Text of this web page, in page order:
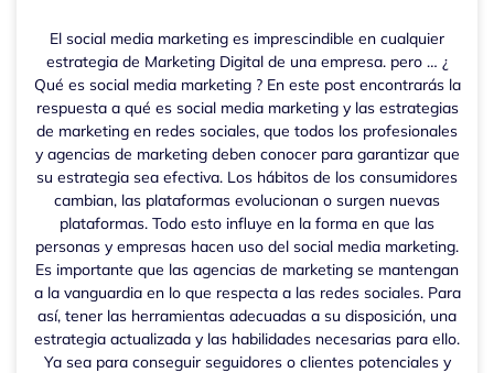
El social media marketing es imprescindible en cualquier
estrategia de Marketing Digital de una empresa. pero … ¿
Qué es social media marketing ? En este post encontrarás la
respuesta a qué es social media marketing y las estrategias
de marketing en redes sociales, que todos los profesionales
y agencias de marketing deben conocer para garantizar que
su estrategia sea efectiva. Los hábitos de los consumidores
cambian, las plataformas evolucionan o surgen nuevas
plataformas. Todo esto influye en la forma en que las
personas y empresas hacen uso del social media marketing.
Es importante que las agencias de marketing se mantengan
a la vanguardia en lo que respecta a las redes sociales. Para
así, tener las herramientas adecuadas a su disposición, una
estrategia actualizada y las habilidades necesarias para ello.
Ya sea para conseguir seguidores o clientes potenciales y